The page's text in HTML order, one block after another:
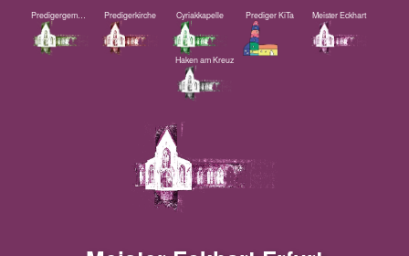
Predigergemeinde Predigerkirche Cyriakkapelle Prediger KiTa Meister Eckhart
Haken am Kreuz